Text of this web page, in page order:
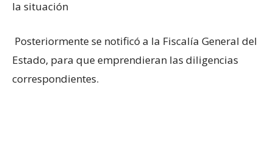
la situación
Posteriormente se notificó a la Fiscalía General del
Estado, para que emprendieran las diligencias
correspondientes.